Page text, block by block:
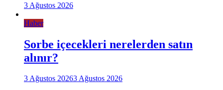
3 Ağustos 2026
Haber
Sorbe içecekleri nerelerden satın
alınır?
3 Ağustos 20263 Ağustos 2026